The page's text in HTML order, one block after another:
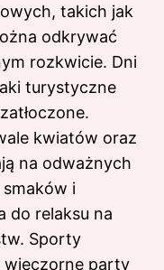
takich jak
odkrywać
rozkwicie. Dni
turystyczne
kwiatów oraz
na odważnych
i
do relaksu na
Sporty
wieczorne party